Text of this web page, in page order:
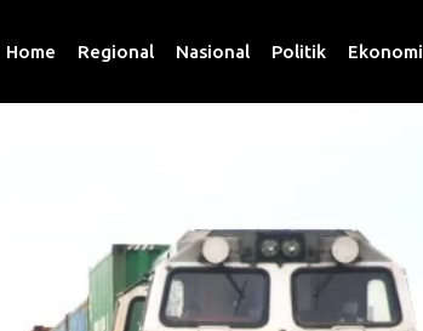
Home Regional Nasional Politik Ekonomi